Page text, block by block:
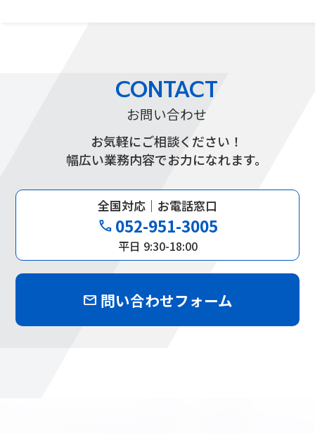
CONTACT
お問い合わせ
お気軽にご相談ください！
幅広い業務内容でお力になれます。
全国対応｜お電話窓口
phone 052-951-3005
平日 9:30-18:00
mail 問い合わせフォーム